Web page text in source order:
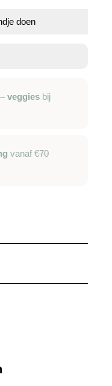
doen
veggies bij
vanaf€70